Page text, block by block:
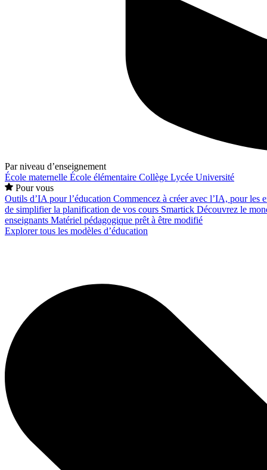
Par niveau d’enseignement
École maternelle École élémentaire Collège Lycée Université
Pour vous
Outils d’IA pour l’éducation Commencez à créer avec l’IA, pour les
de simplifier la planification de vos cours Smartick Découvrez le
enseignants Matériel pédagogique prêt à être modifié
Explorer tous les modèles d’éducation